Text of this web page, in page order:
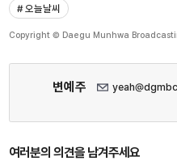
# 오늘날씨
Copyright © Daegu Munhwa
변예주
여러분의 의견을 남겨주세요